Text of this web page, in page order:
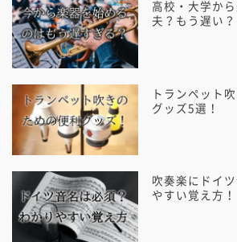
高校・大学か
夫？もう遅い？
トランペット
グッズ5選！
吹奏楽にドイ
やすい覚え方！